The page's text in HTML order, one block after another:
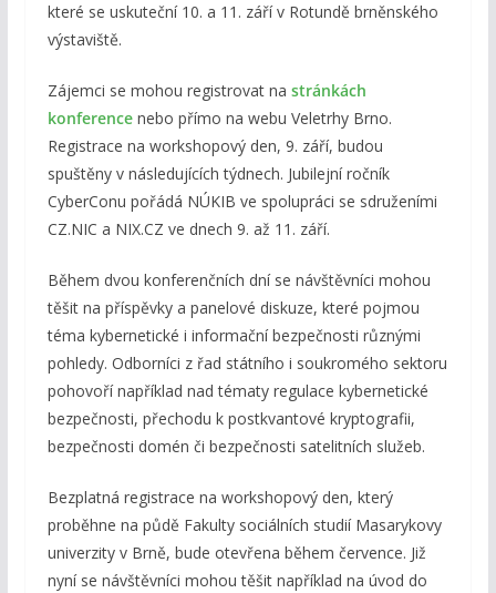
které se uskuteční 10. a 11. září v Rotundě brněnského
výstaviště.
Zájemci se mohou registrovat na stránkách
konferencenebo přímo na webu Veletrhy Brno.
Registrace na workshopový den, 9. září, budou
spuštěny v následujících týdnech. Jubilejní ročník
CyberConu pořádá NÚKIB ve spolupráci se sdruženími
CZ.NIC a NIX.CZ ve dnech 9. až 11. září.
Během dvou konferenčních dní se návštěvníci mohou
těšit na příspěvky a panelové diskuze, které pojmou
téma kybernetické i informační bezpečnosti různými
pohledy. Odborníci z řad státního i soukromého sektoru
pohovoří například nad tématy regulace kybernetické
bezpečnosti, přechodu k postkvantové kryptografii,
bezpečnosti domén či bezpečnosti satelitních služeb.
Bezplatná registrace na workshopový den, který
proběhne na půdě Fakulty sociálních studií Masarykovy
univerzity v Brně, bude otevřena během července. Již
nyní se návštěvníci mohou těšit například na úvod do